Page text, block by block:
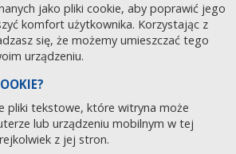
jako pliki cookie, aby poprawić jego
komfort użytkownika. Korzystając z
się, że możemy umieszczać tego
urządzeniu.
pliki tekstowe, które witryna może
lub urządzeniu mobilnym w tej
z jej stron.